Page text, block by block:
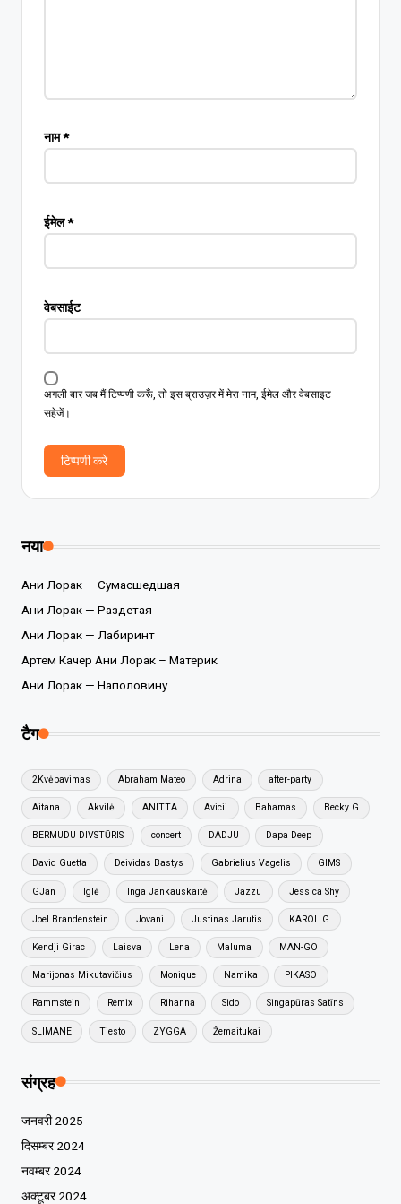
नाम*
ईमेल*
वेबसाईट
अगली बार जब मैं टिप्पणी करूँ, तो इस ब्राउज़र में मेरा नाम, ईमेल और वेबसाइट
सहेजें।
नया
Ани Лорак — Сумасшедшая
Ани Лорак — Раздетая
Ани Лорак — Лабиринт
Артем Качер Ани Лорак – Материк
Ани Лорак — Наполовину
टैग
2Kvėpavimas Abraham Mateo Adrina after-party
Aitana Akvilė ANITTA Avicii Bahamas Becky G
BERMUDU DIVSTŪRIS concert DADJU Dapa Deep
David Guetta Deividas Bastys Gabrielius Vagelis GIMS
GJan Iglė Inga Jankauskaitė Jazzu Jessica Shy
Joel Brandenstein Jovani Justinas Jarutis KAROL G
Kendji Girac Laisva Lena Maluma MAN-GO
Marijonas Mikutavičius Monique Namika PIKASO
Rammstein Remix Rihanna Sido Singapūras Satīns
SLIMANE Tiesto ZYGGA Žemaitukai
संग्रह
जनवरी 2025
दिसम्बर 2024
नवम्बर 2024
अक्टूबर 2024